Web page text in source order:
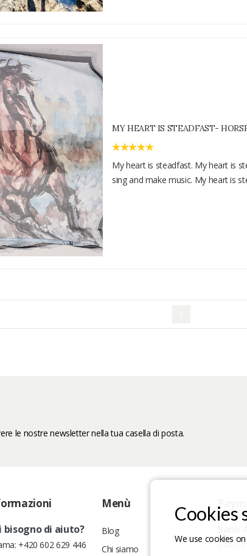
MY HEART IS STEADFAST-
My heart is steadfast. My heart is
sing and make music. My heart is
le nostre newsletter nella tua casella di posta.
bisogno di aiuto?
+420 602 629 446
Menù
Blog
Chi siamo
Cookies
We use cookies